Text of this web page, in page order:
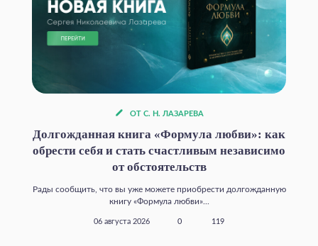
ОТ С. Н. ЛАЗАРЕВА
Долгожданная книга «Формула любви»: как
обрести себя и стать счастливым независимо
от обстоятельств
Рады сообщить, что вы уже можете приобрести долгожданную
книгу «Формула любви»...
06 августа 2026 0 119